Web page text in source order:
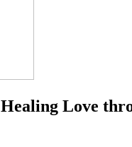
Healing Love